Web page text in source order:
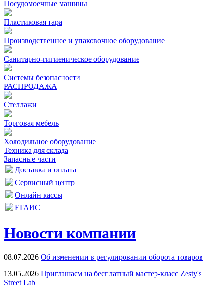
Посудомоечные машины
Пластиковая тара
Производственное и упаковочное оборудование
Санитарно-гигиеническое оборудование
Системы безопасности
РАСПРОДАЖА
Стеллажи
Торговая мебель
Холодильное оборудование
Техника для склада
Запасные части
Доставка и оплата
Сервисный центр
Онлайн кассы
ЕГАИС
Новости компании
08.07.2026 Об изменении в регулировании оборота товаров
13.05.2026 Приглашаем на бесплатный мастер-класс Zesty's
Street Lab